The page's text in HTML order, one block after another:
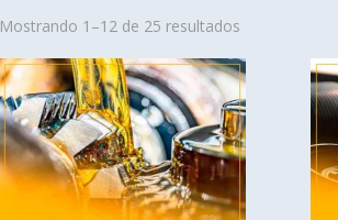
Mostrando 1–12 de 25 resultados
popularity